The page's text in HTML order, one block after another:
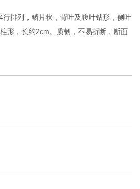
排列，鳞片状，背叶及腹叶钻形，侧叶
形，长约2cm。质韧，不易折断，断面